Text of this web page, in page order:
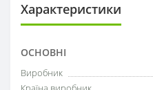
Характеристики
ОСНОВНІ
Виробник